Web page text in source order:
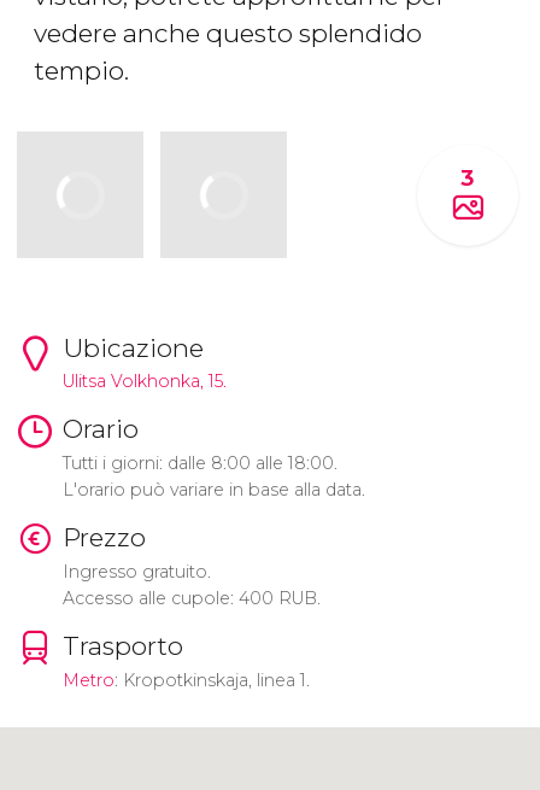
vedere anche questo splendido
tempio.
3
Ubicazione
Ulitsa Volkhonka, 15.
Orario
Tutti i giorni: dalle 8:00 alle 18:00.
L'orario può variare in base alla data.
Prezzo
Ingresso gratuito.
Accesso alle cupole: 400 RUB.
Trasporto
Metro: Kropotkinskaja, linea 1.